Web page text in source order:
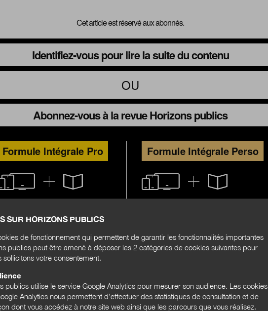
Cet article est réservé aux abonnés.
Identifiez-vous pour lire la suite du contenu
OU
Abonnez-vous à la revue Horizons publics
Formule Intégrale Pro
4 hors-séries
Formule Intégrale Perso
SUR HORIZONS PUBLICS
de fonctionnement qui permettent de garantir les fonctionnalités importantes
publics peut être amené à déposer les 2 catégories de cookies suivantes pour
sollicitons votre consentement.
publics utilise le service Google Analytics pour mesurer son audience. Les cookies
Analytics nous permettent d’effectuer des statistiques de consultation et de
dont vous accédez à notre site web ainsi que les parcours que vous réalisez.